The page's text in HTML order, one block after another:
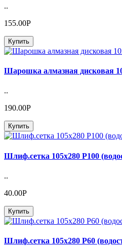
..
155.00Р
Купить
Шарошка алмазная дисковая
..
190.00Р
Купить
Шлиф.сетка 105х280 Р100
..
40.00Р
Купить
Шлиф.сетка 105х280 Р60